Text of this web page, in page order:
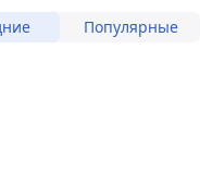
Популярные